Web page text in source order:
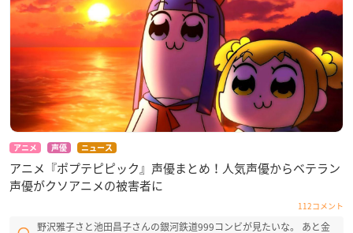
アニメ 声優 ニュース
アニメ『ポプテピピック』声優まとめ！人気声優からベテラン
声優がクソアニメの被害者に
112コメント
野沢雅子さと池田昌子さんの銀河鉄道999コンビが見たいな。 あと金